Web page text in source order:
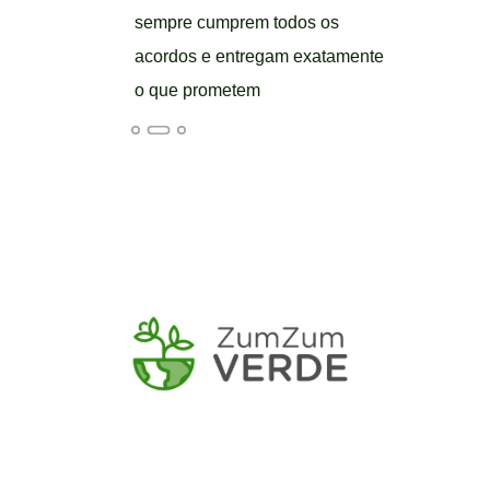
sempre cumprem todos os
acordos e entregam exatamente
o que prometem